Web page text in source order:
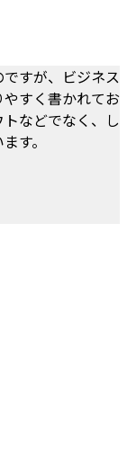
すが、ビジネス
すく書かれてお
などでなく、し
す。